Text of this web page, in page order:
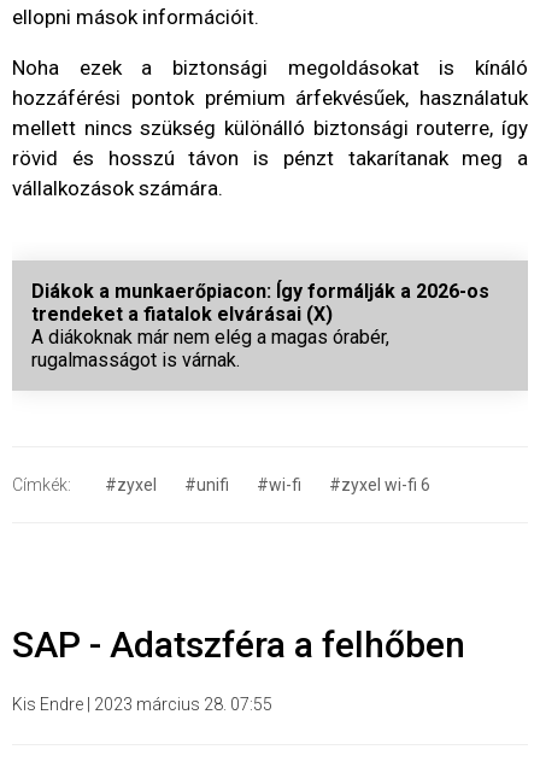
ellopni mások információit.
Noha ezek a biztonsági megoldásokat is kínáló
hozzáférési pontok prémium árfekvésűek, használatuk
mellett nincs szükség különálló biztonsági routerre, így
rövid és hosszú távon is pénzt takarítanak meg a
vállalkozások számára.
Diákok a munkaerőpiacon: Így formálják a 2026-os
trendeket a fiatalok elvárásai (X)
A diákoknak már nem elég a magas órabér,
rugalmasságot is várnak.
Címkék: #zyxel #unifi #wi-fi #zyxel wi-fi 6
SAP - Adatszféra a felhőben
Kis Endre 2023 március 28. 07:55